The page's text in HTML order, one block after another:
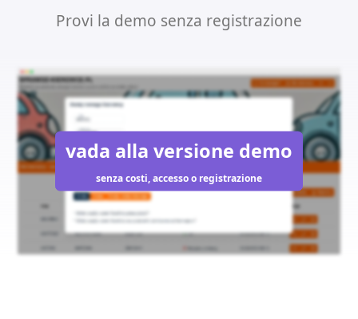
Provi la demo senza registrazione
vada alla versione demo
senza costi, accesso o registrazione